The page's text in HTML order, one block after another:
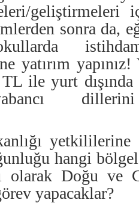
geliştirmeleri
sonra da,
yatırım yapınız!
ile yurt
yetkililerine
hangi
olarak Doğu ve
yapacaklar?